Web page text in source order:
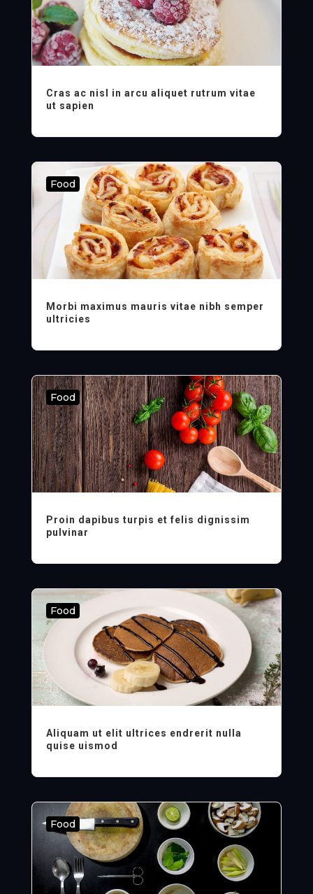
Cras ac nisl in arcu aliquet rutrum vitae
ut sapien
Food
Morbi maximus mauris vitae nibh semper
ultricies
Food
Proin dapibus turpis et felis dignissim
pulvinar
Food
Aliquam ut elit ultrices endrerit nulla
quise uismod
Food